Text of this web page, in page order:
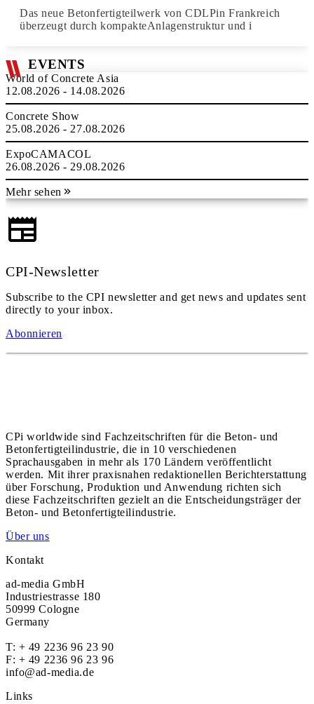
Das neue Betonfertigteilwerk von CDLPin Frankreich
überzeugt durch kompakteAnlagenstruktur und i
EVENTS
World of Concrete Asia
12.08.2026 - 14.08.2026
Concrete Show
25.08.2026 - 27.08.2026
ExpoCAMACOL
26.08.2026 - 29.08.2026
Mehr sehen
CPI-Newsletter
Subscribe to the CPI newsletter and get news and updates sent
directly to your inbox.
Abonnieren
CPi worldwide sind Fachzeitschriften für die Beton- und
Betonfertigteilindustrie, die in 10 verschiedenen
Sprachausgaben in mehr als 170 Ländern veröffentlicht
werden. Mit ihrer praxisnahen redaktionellen Berichterstattung
über Forschung, Produktion und Anwendung richten sich
diese Fachzeitschriften gezielt an die Entscheidungsträger der
Beton- und Betonfertigteilindustrie.
Über uns
Kontakt
ad-media GmbH
Industriestrasse 180
50999 Cologne
Germany
T: + 49 2236 96 23 90
F: + 49 2236 96 23 96
info@ad-media.de
Links